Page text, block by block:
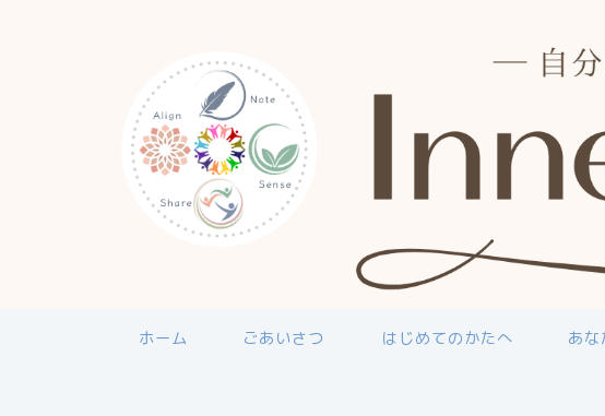
ホーム ごあいさつ はじめてのかたへ あな